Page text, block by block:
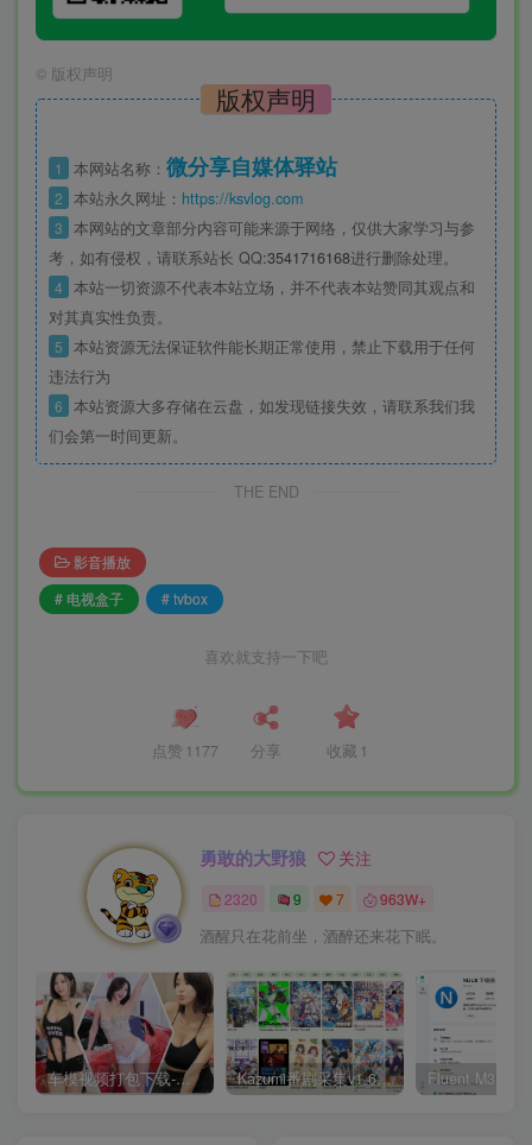
© 版权声明
版权声明
1 本网站名称： 微分享自媒体驿站
2 本站永久网址： https://ksvlog.com
3 本网站的文章部分内容可能来源于网络，仅供大家学习与参
考，如有侵权，请联系站长 QQ:3541716168进行删除处理。
4 本站一切资源不代表本站立场，并不代表本站赞同其观点和
对其真实性负责。
5 本站资源无法保证软件能长期正常使用，禁止下载用于任何
违法行为
6 本站资源大多存储在云盘，如发现链接失效，请联系我们我
们会第一时间更新。
THE END
影音播放
# 电视盒子
# tvbox
喜欢就支持一下吧
点赞 1177 分享 收藏 1
勇敢的大野狼 关注
2320 9 7 963W+
酒醒只在花前坐，酒醉还来花下眠。
车模视频打包下载-高清无水印版 Kazumi番剧采集v1.6.9：支持自定义规则+在线观看+弹幕，跨平台下载